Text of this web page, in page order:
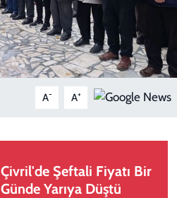
A- A+
Çivril'de Şeftali Fiyatı Bir
Günde Yarıya Düştü